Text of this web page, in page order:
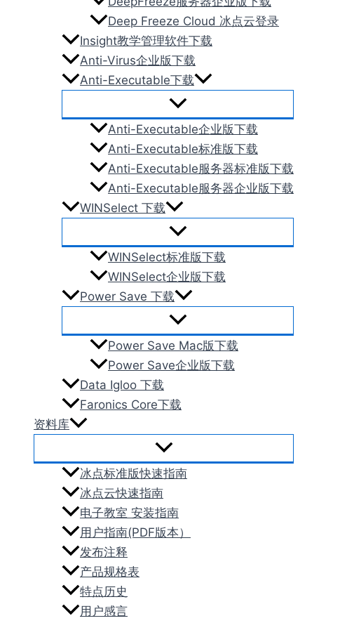
Deep Freeze Cloud 冰点云登录
Insight教学管理软件下载
Anti-Virus企业版下载
Anti-Executable下载
Anti-Executable企业版下载
Anti-Executable标准版下载
Anti-Executable服务器标准版下载
Anti-Executable服务器企业版下载
WINSelect 下载
WINSelect标准版下载
WINSelect企业版下载
Power Save 下载
Power Save Mac版下载
Power Save企业版下载
Data Igloo 下载
Faronics Core下载
资料库
冰点标准版快速指南
冰点云快速指南
电子教室 安装指南
用户指南(PDF版本）
发布注释
产品规格表
特点历史
用户感言